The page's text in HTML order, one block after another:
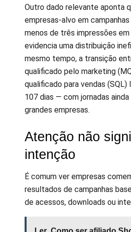
Outro dado relevante aponta
empresas-alvo em
menos de três impressões em
evidencia uma distribuição
mesmo tempo, a transição
qualificado pelo marketing
qualificado para vendas (SQL)
107 dias — com jornadas
grandes empresas.
Atenção não
intenção
É comum ver empresas
resultados de campanhas
de acessos, downloads ou